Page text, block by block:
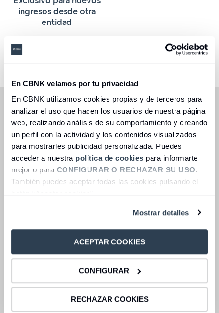
En CBNK velamos por tu privacidad
En CBNK utilizamos cookies propias y de terceros para
analizar el uso que hacen los usuarios de nuestra página
web, realizando análisis de su comportamiento y creando
un perfil con la actividad y los contenidos visualizados
para mostrarles publicidad personalizada. Puedes
acceder a nuestra política de cookies para informarte
mejor o para CONFIGURAR O RECHAZAR SU USO.
También puedes aceptar todas las cookies pulsando el
botón “Aceptar cookies”.
Mostrar detalles
ACEPTAR COOKIES
CONFIGURAR
RECHAZAR COOKIES
ingresos desde otra
entidad
Seleccione una opción
Oferta vigente hasta agotar emisión de 25 millones de
€. Exclusivo para nuevos ingresos desde otra entidad.
(1) Ejemplo representativo:para un importe de
100.000€, a un TIN de 2,75% (
2,75% TAE
), se percibe un
total de intereses de 2.750€ en el supuesto de mantener
el importe total durante 12 meses. Lo que supone 2.750€
de intereses en un único pago a vencimiento del
depósito. ​La contratación del depósito se debe realizar
en la misma fecha de solicitud de contratación del fondo
o fondos de inversión.
igual a la inversión realizada en
depósito permite cancelaciones parciales o totales: si el
cliente solicita la cancelación del fondo o fondos de
inversión, se aplicará una penalización del 100% del tipo
de interés. Si el cliente cancela de forma anticipada el
depósito, se aplicará una penalización del 75% del tipo
de interés por el plazo transcurrido desde la fecha de
contratación hasta la fecha de cancelación.